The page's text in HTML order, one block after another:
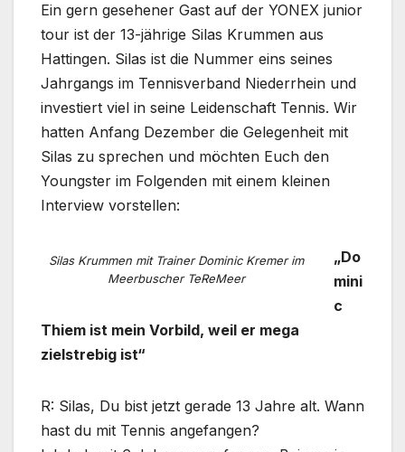
Ein gern gesehener Gast auf der YONEX junior
tour ist der 13-jährige Silas Krummen aus
Hattingen. Silas ist die Nummer eins seines
Jahrgangs im Tennisverband Niederrhein und
investiert viel in seine Leidenschaft Tennis. Wir
hatten Anfang Dezember die Gelegenheit mit
Silas zu sprechen und möchten Euch den
Youngster im Folgenden mit einem kleinen
Interview vorstellen:
Silas Krummen mit Trainer Dominic Kremer im
Meerbuscher TeReMeer
„Do
mini
c
Thiem ist mein Vorbild, weil er mega
zielstrebig ist“
R: Silas, Du bist jetzt gerade 13 Jahre alt. Wann
hast du mit Tennis angefangen?